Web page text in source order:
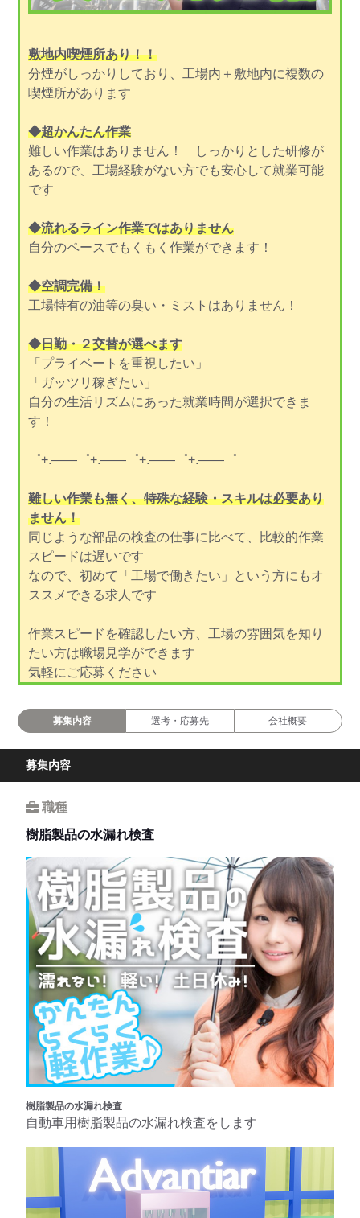
敷地内喫煙所あり！！
分煙がしっかりしており、工場内＋敷地内に複数の
喫煙所があります
◆超かんたん作業
難しい作業はありません！ しっかりとした研修が
あるので、工場経験がない方でも安心して就業可能
です
◆流れるライン作業ではありません
自分のペースでもくもく作業ができます！
◆空調完備！
工場特有の油等の臭い・ミストはありません！
◆日勤・２交替が選べます
「プライベートを重視したい」
「ガッツリ稼ぎたい」
自分の生活リズムにあった就業時間が選択できま
す！
゜+.――゜+.――゜+.――゜+.――゜
難しい作業も無く、特殊な経験・スキルは必要あり
ません！
同じような部品の検査の仕事に比べて、比較的作業
スピードは遅いです
なので、初めて「工場で働きたい」という方にもオ
ススメできる求人です
作業スピードを確認したい方、工場の雰囲気を知り
たい方は職場見学ができます
気軽にご応募ください
募集内容 選考・応募先 会社概要
募集内容
職種
樹脂製品の水漏れ検査
樹脂製品の水漏れ検査
自動車用樹脂製品の水漏れ検査をします